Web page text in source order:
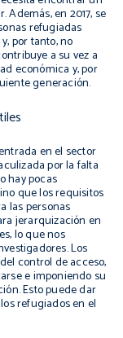
en 2017, se
refugiadas
por tanto, no
a su vez a
económica y, por
generación.
en el sector
por la falta
hay pocas
que los requisitos
las personas
jerarquización en
lo que nos
Los
control de acceso,
e imponiendo su
Esto puede dar
refugiados en el